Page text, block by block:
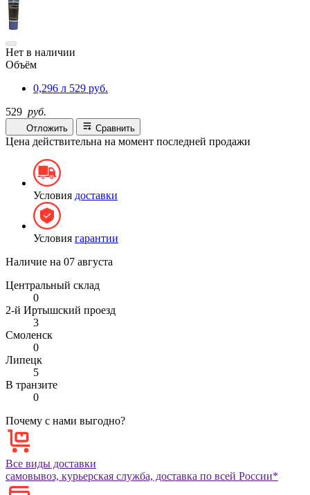
Нет в наличии
Объём
0,296 л 529 руб.
529 руб.
Отложить Сравнить
Цена действительна на момент последней продажи
Условия доставки
Условия гарантии
Наличие на 07 августа
Центральный склад
0
2-й Иртышский проезд
3
Смоленск
0
Липецк
5
В транзите
0
Почему с нами выгодно?
Все виды доставки
самовывоз, курьерская служба, доставка по всей России*